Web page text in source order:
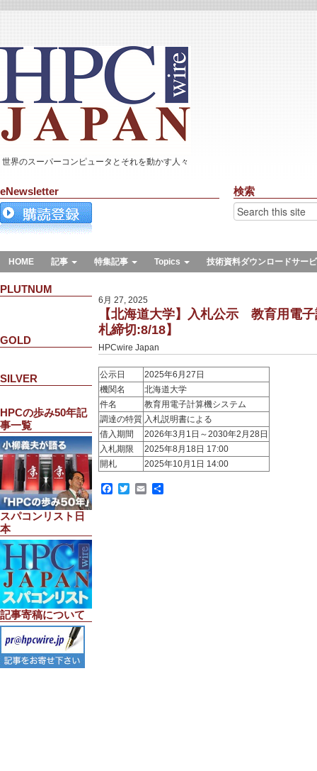
世界のスーパーコンピュータとそれを動かす人々
eNewsletter 検索
HOME 記事 特集記事 Topics 技術資料ダウンロードサー
PLUTNUM
GOLD
SILVER
HPCの歩み50年記
事一覧
スパコンリスト日
本
記事寄稿について
6月 27, 2025
【北海道大学】入札公示 教育用電
札締切:8/18】
HPCwire Japan
公示日
2025年6月27日
機関名
北海道大学
件名
教育用電子計算機システム
調達の特質 入札説明書による
借入期間
2026年3月1日～2030年2月28日
入札期限
2025年8月18日 17:00
開札
2025年10月1日 14:00
Facebook
TwitterEmail
共